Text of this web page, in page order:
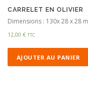
CARRELET EN OLIVIER
Dimensions : 130x 28 x 28
12,00 € TTC
AJOUTER AU PANIER